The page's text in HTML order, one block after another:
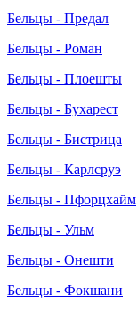
Бельцы - Предал
Бельцы - Роман
Бельцы - Плоешты
Бельцы - Бухарест
Бельцы - Бистрица
Бельцы - Карлсруэ
Бельцы - Пфорцхайм
Бельцы - Ульм
Бельцы - Онешти
Бельцы - Фокшани